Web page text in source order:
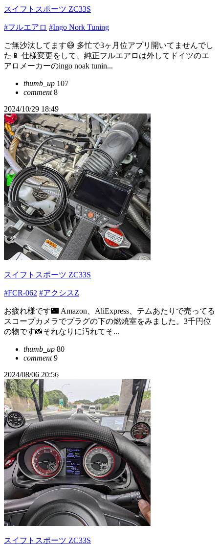
スイフトスポーツ ZC33S
#フルエアロ #Ingo Nork Tuning
ご無沙汰してます😅 多忙で3ヶ月位アプリ開いてませんでし
た📱 仕様変更をして、純正フルエアロは外してドイツのエ
アロメーカーのingo noak tunin...
thumb_up 107
comment8
2024/10/29 18:49
スイフトスポーツ ZC33S
#FCR-062 #アクシスZ
お疲れ様です🌃 Amazon、AliExpress、テムあたりで売ってる
スコープカメラでプラグの下の燃焼室をみました。3千円位
の物です📸それなりに汚れてそ...
thumb_up 80
comment9
2024/08/06 20:56
スイフトスポーツ ZC33S